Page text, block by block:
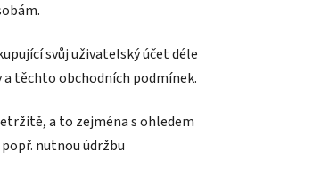
svůj uživatelský účet déle
a těchto obchodních podmínek.
a to zejména s ohledem
nutnou údržbu